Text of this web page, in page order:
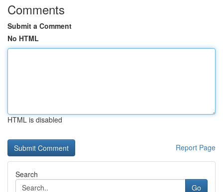
Comments
Submit a Comment
No HTML
HTML is disabled
Report Page
Search
Go